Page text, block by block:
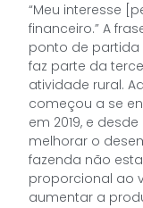
“Meu interesse
financeiro.” A
ponto de
faz parte da
atividade rural.
começou a se
em 2019, e
melhorar o
fazenda não
proporcional ao
aumentar a